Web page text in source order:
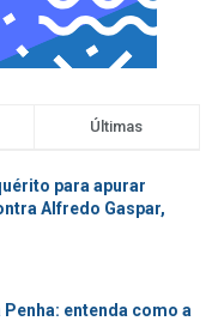
Últimas
para apurar
Alfredo Gaspar,
entenda como a